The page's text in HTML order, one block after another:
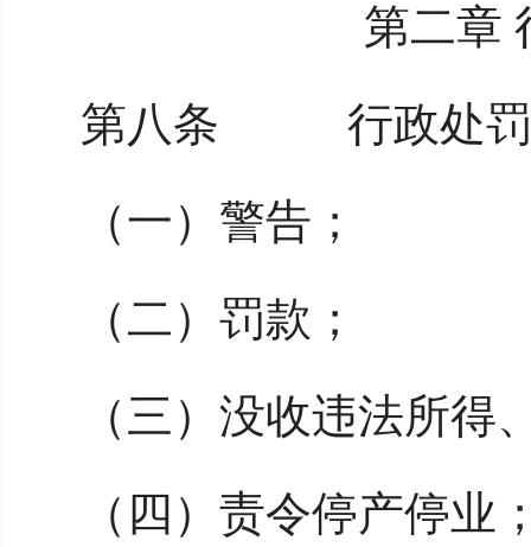
第二章
第八条 行政处罚
（一）警告；
（二）罚款；
（三）没收违法所得
（四）责令停产停业